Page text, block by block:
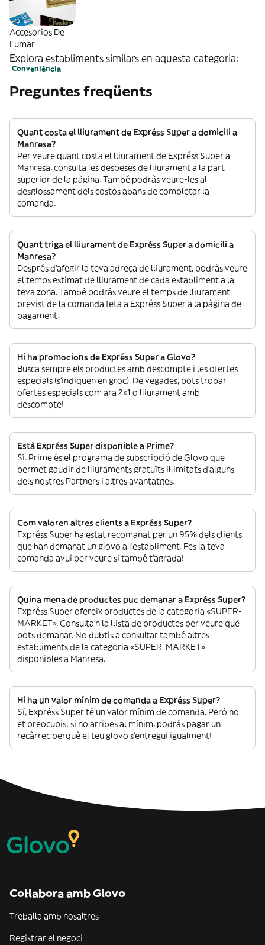
Accesorios De
Fumar
Explora establiments similars en aquesta categoria:
Conveniència
Preguntes freqüents
Quant costa el lliurament de Expréss Super a domicili a
Manresa?
Per veure quant costa el lliurament de Expréss Super a
Manresa, consulta les despeses de lliurament a la part
superior de la pàgina. També podràs veure-les al
desglossament dels costos abans de completar la
comanda.
Quant triga el lliurament de Expréss Super a domicili a
Manresa?
Després d’afegir la teva adreça de lliurament, podràs veure
el temps estimat de lliurament de cada establiment a la
teva zona. També podràs veure el temps de lliurament
previst de la comanda feta a Expréss Super a la pàgina de
pagament.
Hi ha promocions de Expréss Super a Glovo?
Busca sempre els productes amb descompte i les ofertes
especials (s’indiquen en groc). De vegades, pots trobar
ofertes especials com ara 2x1 o lliurament amb
descompte!
Està Expréss Super disponible a Prime?
Sí. Prime és el programa de subscripció de Glovo que
permet gaudir de lliuraments gratuïts il·limitats d’alguns
dels nostres Partners i altres avantatges.
Com valoren altres clients a Expréss Super?
Expréss Super ha estat recomanat per un 95% dels clients
que han demanat un glovo a l’establiment. Fes la teva
comanda avui per veure si també t’agrada!
Quina mena de productes puc demanar a Expréss Super?
Expréss Super ofereix productes de la categoria «SUPER-
MARKET». Consulta’n la llista de productes per veure què
pots demanar. No dubtis a consultar també altres
establiments de la categoria «SUPER-MARKET»
disponibles a Manresa.
Hi ha un valor mínim de comanda a Expréss Super?
Sí, Expréss Super té un valor mínim de comanda. Però no
et preocupis: si no arribes al mínim, podràs pagar un
recàrrec perquè el teu glovo s’entregui igualment!
Col·labora amb Glovo
Treballa amb nosaltres
Registrar el negoci